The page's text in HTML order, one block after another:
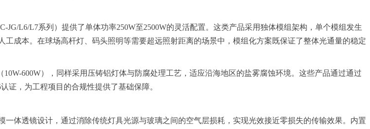
L6/L7系列）提供了单体功率250W至2500W的灵活配置。这类产品采用独体模组架构，单个模组发生
成本。在球场高杆灯、码头照明等需要超远照射距离的场景中，模组化方案既保证了整体光通量的稳定
600W），同样采用压铸铝灯体与防腐处理工艺，适应沿海地区的盐雾腐蚀环境。这些产品通过通过
证，为工程项目的合规性提供了基础保障。
体透镜设计，通过消除传统灯具光源与玻璃之间的空气层损耗，实现光效接近零损失的传输效果。内置